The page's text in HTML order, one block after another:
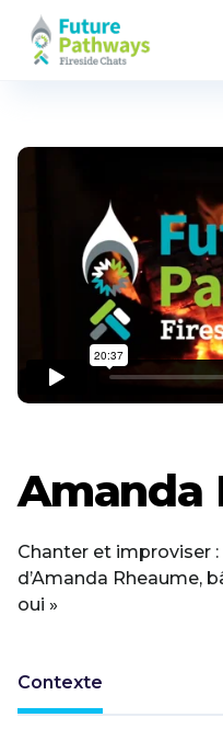
Amanda
Chanter et improviser
d’Amanda Rheaume,
oui »
Contexte